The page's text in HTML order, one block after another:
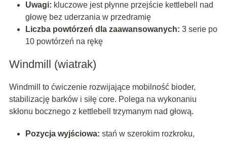
Uwagi: kluczowe jest płynne przejście kettlebell nad
głowę bez uderzania w przedramię
Liczba powtórzeń dla zaawansowanych: 3 serie po
10 powtórzeń na rękę
Windmill (wiatrak)
Windmill to ćwiczenie rozwijające mobilność bioder,
stabilizację barków i siłę core. Polega na wykonaniu
skłonu bocznego z kettlebell trzymanym nad głową.
Pozycja wyjściowa: stań w szerokim rozkroku,